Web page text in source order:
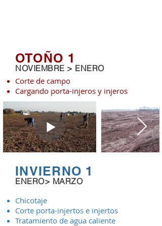
OTOÑO 1
NOVIEMBRE > ENERO
Corte de campo
Cargando porta-injeros y injeros
INVIERNO 1
ENERO> MARZO
Chicotaje
Corte porta-injertos e injertos
Tratamiento de agua caliente